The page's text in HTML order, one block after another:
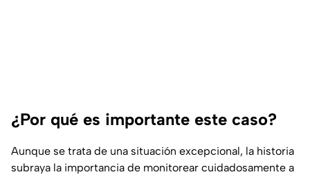
¿Por qué es importante este caso?
Aunque se trata de una situación excepcional, la historia
subraya la importancia de monitorear cuidadosamente a